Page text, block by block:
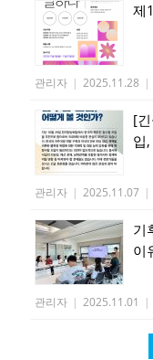
제
관리자 | 2025.11.28 |
[
입
관리자 | 2025.11.07 |
기
이
관리자 | 2025.11.01 |